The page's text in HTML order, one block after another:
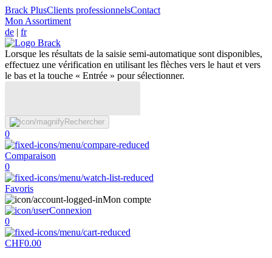
Brack PlusClients professionnelsContact
Mon Assortiment
de | fr
Lorsque les résultats de la saisie semi-automatique sont disponibles,
effectuez une vérification en utilisant les flèches vers le haut et vers
le bas et la touche « Entrée » pour sélectionner.
Rechercher
0
Comparaison
0
Favoris
Mon compte
Connexion
0
CHF0.00